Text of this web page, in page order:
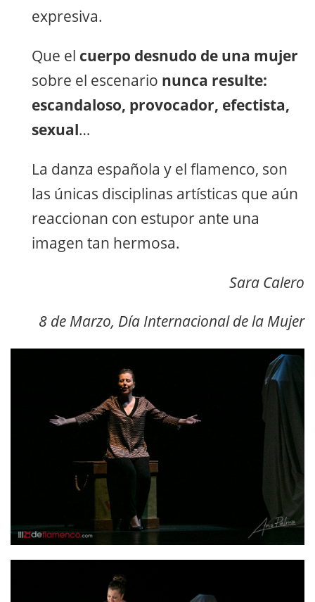
expresiva.
Que el cuerpo desnudo de una mujer
sobre el escenario nunca resulte:
escandaloso, provocador, efectista,
sexual…
La danza española y el flamenco, son
las únicas disciplinas artísticas que aún
reaccionan con estupor ante una
imagen tan hermosa.
Sara Calero
8 de Marzo, Día Internacional de la Mujer